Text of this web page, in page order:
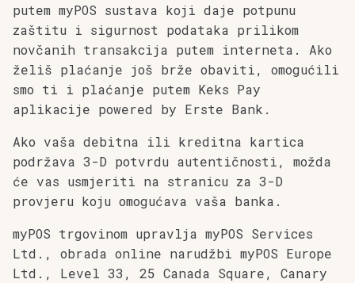
putem myPOS sustava koji daje potpunu
zaštitu i sigurnost podataka prilikom
novčanih transakcija putem interneta. Ako
želiš plaćanje još brže obaviti, omogućili
smo ti i plaćanje putem Keks Pay
aplikacije powered by Erste Bank.
Ako vaša debitna ili kreditna kartica
podržava 3-D potvrdu autentičnosti, možda
će vas usmjeriti na stranicu za 3-D
provjeru koju omogućava vaša banka.
myPOS trgovinom upravlja myPOS Services
Ltd., obrada online narudžbi myPOS Europe
Ltd., Level 33, 25 Canada Square, Canary